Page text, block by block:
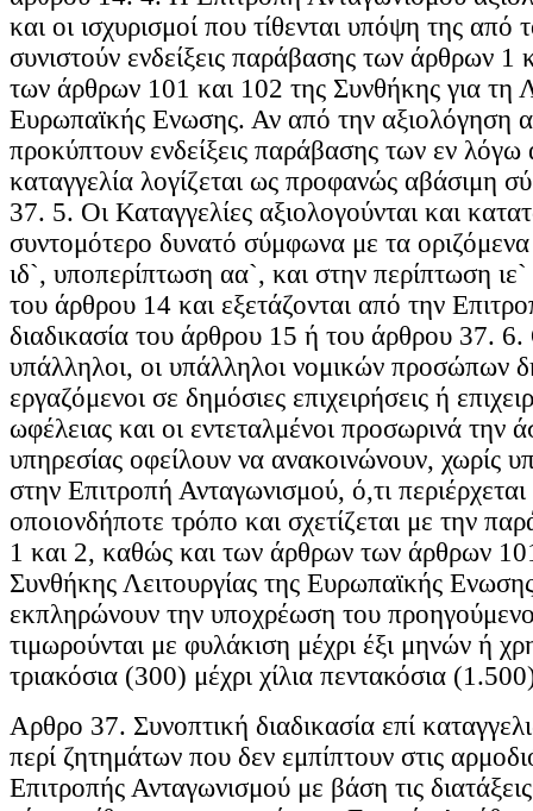
και οι ισχυρισμοί που τίθενται υπόψη της από
συνιστούν ενδείξεις παράβασης των άρθρων 1
των άρθρων 101 και 102 της Συνθήκης για τη
Ευρωπαϊκής Ενωσης. Αν από την αξιολόγηση
προκύπτουν ενδείξεις παράβασης των εν
καταγγελία λογίζεται ως προφανώς αβάσιμη
37. 5. Οι Καταγγελίες αξιολογούνται και
συντομότερο δυνατό σύμφωνα με τα
ιδ`, υποπερίπτωση αα`, και στην περίπτωση
του άρθρου 14 και εξετάζονται από την
διαδικασία του άρθρου 15 ή του άρθρου 37. 6.
υπάλληλοι, οι υπάλληλοι νομικών προσώπων
εργαζόμενοι σε δημόσιες επιχειρήσεις ή
ωφέλειας και οι εντεταλμένοι προσωρινά την
υπηρεσίας οφείλουν να ανακοινώνουν, χωρίς
στην Επιτροπή Ανταγωνισμού, ό,τι
οποιονδήποτε τρόπο και σχετίζεται με την
1 και 2, καθώς και των άρθρων των άρθρων
Συνθήκης Λειτουργίας της Ευρωπαϊκής
εκπληρώνουν την υποχρέωση του
τιμωρούνται με φυλάκιση μέχρι έξι μηνών ή
τριακόσια (300) μέχρι χίλια πεντακόσια
Αρθρο 37. Συνοπτική διαδικασία επί
περί ζητημάτων που δεν εμπίπτουν στις
Επιτροπής Ανταγωνισμού με βάση τις